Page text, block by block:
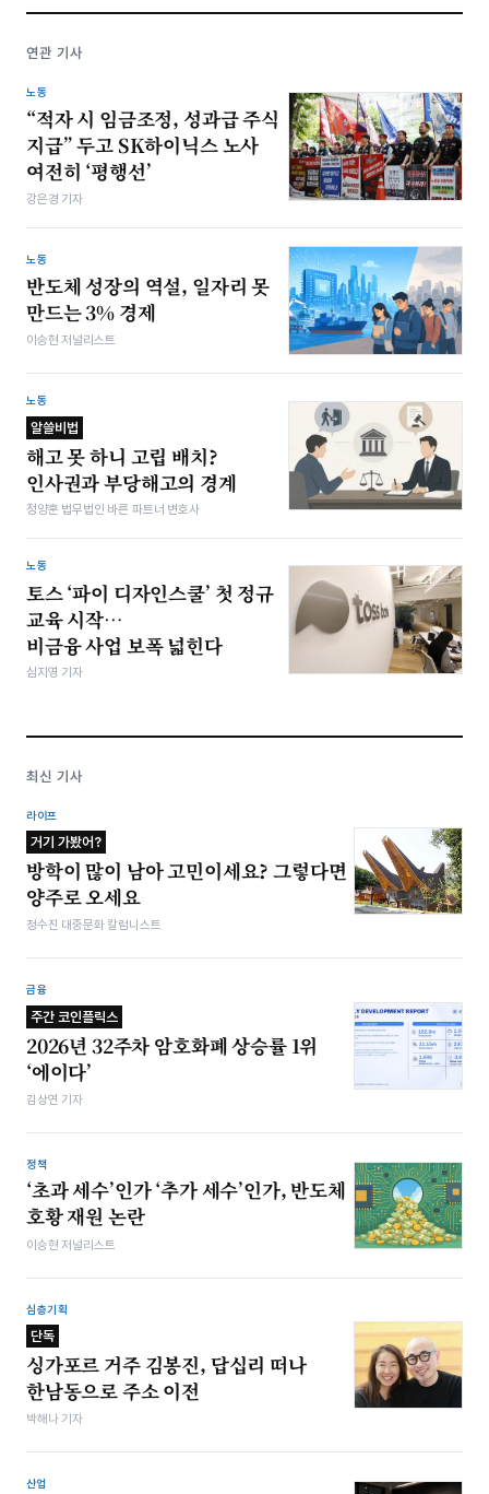
연관 기사
노동
“적자 시 임금조정, 성과급 주식
지급” 두고 SK하이닉스 노사
여전히 ‘평행선’
강은경 기자
노동
반도체 성장의 역설, 일자리 못
만드는 3% 경제
이승현 저널리스트
노동
알쓸비법
해고 못 하니 고립 배치?
인사권과 부당해고의 경계
정양훈 법무법인 바른 파트너 변호사
노동
토스 ‘파이 디자인스쿨’ 첫 정규
교육 시작…
비금융 사업 보폭 넓힌다
심지영 기자
최신 기사
라이프
거기 가봤어?
방학이 많이 남아 고민이세요? 그렇다면
양주로 오세요
정수진 대중문화 칼럼니스트
금융
주간 코인플릭스
2026년 32주차 암호화폐 상승률 1위
‘에이다’
김상연 기자
정책
‘초과 세수’인가 ‘추가 세수’인가, 반도체
호황 재원 논란
이승현 저널리스트
심층기획
단독
싱가포르 거주 김봉진, 답십리 떠나
한남동으로 주소 이전
박해나 기자
산업